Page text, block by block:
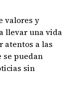
valores y
llevar una vida
atentos a las
se puedan
sin